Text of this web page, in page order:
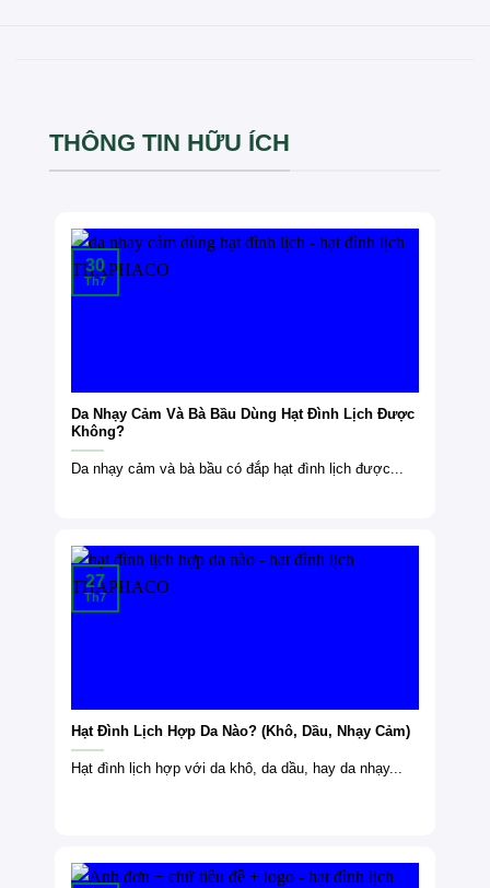
THÔNG TIN HỮU ÍCH
Da Nhạy Cảm Và Bà Bầu Dùng Hạt Đình Lịch Được
Không?
Da nhạy cảm và bà bầu có đắp hạt đình lịch được...
30
Th7
Hạt Đình Lịch Hợp Da Nào? (Khô, Dầu, Nhạy Cảm)
Hạt đình lịch hợp với da khô, da dầu, hay da nhạy...
27
Th7